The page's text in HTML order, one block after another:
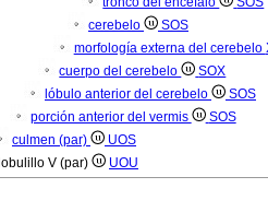
cerebelo
SOS
morfología externa del cerebelo
cuerpo del cerebelo
SOX
lóbulo anterior del cerebelo
SOS
porción anterior del vermis
SOS
culmen (par)
UOS
lobulillo V (par) UOU